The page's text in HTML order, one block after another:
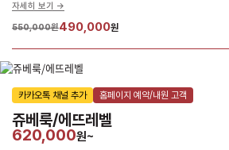
자세히 보기 ->
550,000원490,000원
카카오톡 채널 추가 홈페이지 예약/내원 고객
쥬베룩/에뜨레벨
620,000원~